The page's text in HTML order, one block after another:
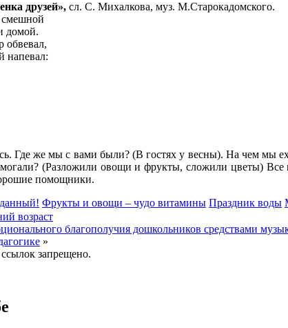
друзей», сл. С. Михалкова, муз. М.Старокадомского.
домой.
обвевал,
напевал:
Где же мы с вами были? (В гостях у весны). На чем мы
(Разложили овощи и фрукты, сложили цветы) Все
помощники.
Фрукты и овощи – чудо витамины Праздник воды
возраст
благополучия дошкольников средствами
»
запрещено.